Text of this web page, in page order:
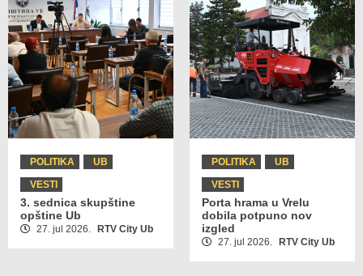
POLITIKA
UB
VESTI
3. sednica skupštine
opštine Ub
27. jul 2026. RTV City Ub
POLITIKA
UB
VESTI
Porta hrama u Vrelu
dobila potpuno nov
izgled
27. jul 2026. RTV City Ub